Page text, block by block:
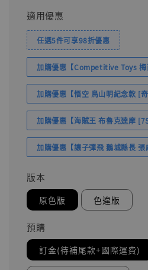
適用優惠
任選5件可享98折優惠
加購優惠【Competitive Toys 梅
加購優惠【悟空 鳥山明紀念款 [奇
加購優惠【海賊王 布魯克達摩
加購優惠【讓子彈飛 鵝城縣長 張
版本
原色版 色違版
預購
訂金(待補尾款+國際運費)